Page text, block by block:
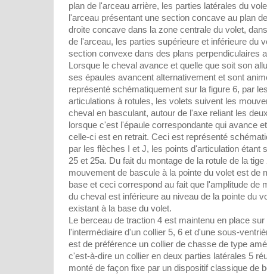
plan de l'arceau arrière, les parties latérales du
l'arceau présentant une section concave au plan
droite concave dans la zone centrale du volet,
de l'arceau, les parties supérieure et inférieure du
section convexe dans des plans perpendiculaires
Lorsque le cheval avance et quelle que soit son
ses épaules avancent alternativement et sont
représenté schématiquement sur la figure 6, par
articulations à rotules, les volets suivent les
cheval en basculant, autour de l'axe reliant les
lorsque c'est l'épaule correspondante qui avance
celle-ci est en retrait. Ceci est représenté
par les flèches I et J, les points d'articulation étant
25 et 25a. Du fait du montage de la rotule de la
mouvement de bascule à la pointe du volet est de
base et ceci correspond au fait que l'amplitude de
du cheval est inférieure au niveau de la pointe du
existant à la base du volet.
Le berceau de traction 4 est maintenu en place
l'intermédiaire d'un collier 5, 6 et d'une sous-
est de préférence un collier de chasse de type
c'est-à-dire un collier en deux parties latérales 5
monté de façon fixe par un dispositif classique de